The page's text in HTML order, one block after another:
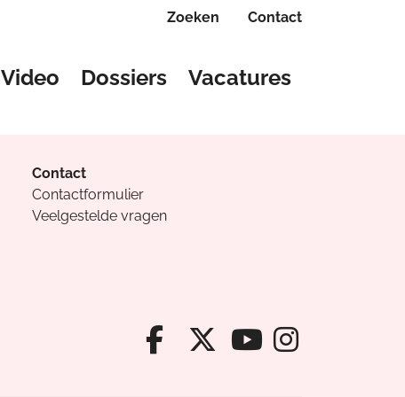
Zoeken Contact
Video Dossiers Vacatures
Contact
Contactformulier
Veelgestelde vragen
Facebook van
X van